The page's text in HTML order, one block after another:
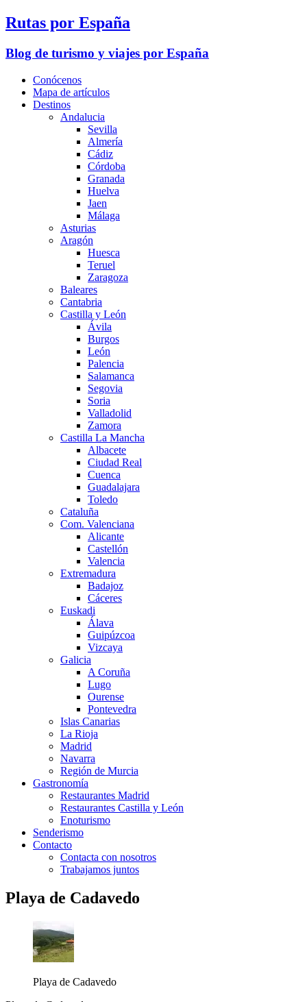
Rutas por España
Blog de turismo y viajes por España
Conócenos
Mapa de artículos
Destinos
Andalucia
Sevilla
Almería
Cádiz
Córdoba
Granada
Huelva
Jaen
Málaga
Asturias
Aragón
Huesca
Teruel
Zaragoza
Baleares
Cantabria
Castilla y León
Ávila
Burgos
León
Palencia
Salamanca
Segovia
Soria
Valladolid
Zamora
Castilla La Mancha
Albacete
Ciudad Real
Cuenca
Guadalajara
Toledo
Cataluña
Com. Valenciana
Alicante
Castellón
Valencia
Extremadura
Badajoz
Cáceres
Euskadi
Álava
Guipúzcoa
Vizcaya
Galicia
A Coruña
Lugo
Ourense
Pontevedra
Islas Canarias
La Rioja
Madrid
Navarra
Región de Murcia
Gastronomía
Restaurantes Madrid
Restaurantes Castilla y León
Enoturismo
Senderismo
Contacto
Contacta con nosotros
Trabajamos juntos
Playa de Cadavedo
Playa de Cadavedo